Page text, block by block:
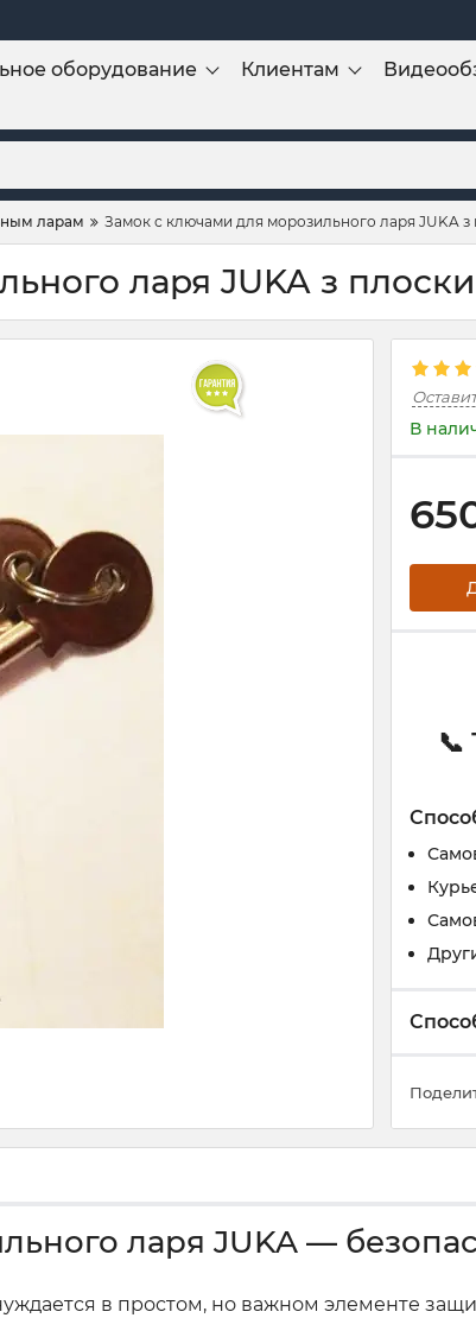
оборудование Клиентам
ларам Замок с ключами для морозильного ларя JUKA
ларя JUKA з
В
📞
ларя JUKA —
в простом, но важном элементе